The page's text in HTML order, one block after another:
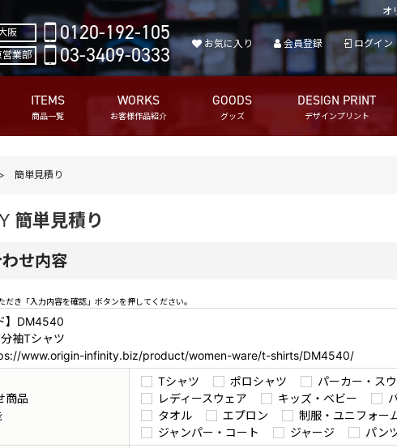
オ
ITEMS
商品一覧
WORKS
お客様作品紹介
GOODS
グッズ
DESIGN PRINT
デザインプリント
阪 0120-192-105
営業部 03-3409-0333 お気に入り 会員登録 ログイン
簡単見積り
簡単見積り
せ内容
だき「入力内容を確認」ボタンを押してください。
】DM4540
分袖Tシャツ
www.origin-infinity.biz/product/women-ware/t-shirts/DM4540/
商品
Tシャツ ポロシャツ パーカー・ス
レディースウェア
キッズ・ベビー
タオル
エプロン 制服・ユニフォー
ジャンパー・コート
ジャージ パン